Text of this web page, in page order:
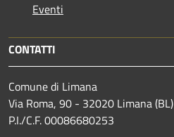
Eventi
CONTATTI
Comune di Limana
Via Roma, 90 - 32020 Limana (BL)
P.I./C.F. 00086680253